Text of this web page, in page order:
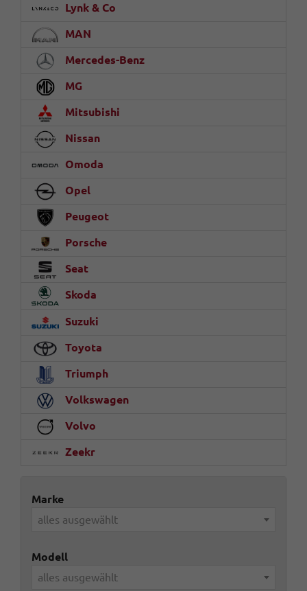
Lynk & Co
MAN
Mercedes-Benz
MG
Mitsubishi
Nissan
Omoda
Opel
Peugeot
Porsche
Seat
Skoda
Suzuki
Toyota
Triumph
Volkswagen
Volvo
Zeekr
Marke
alles ausgewählt
Modell
alles ausgewählt